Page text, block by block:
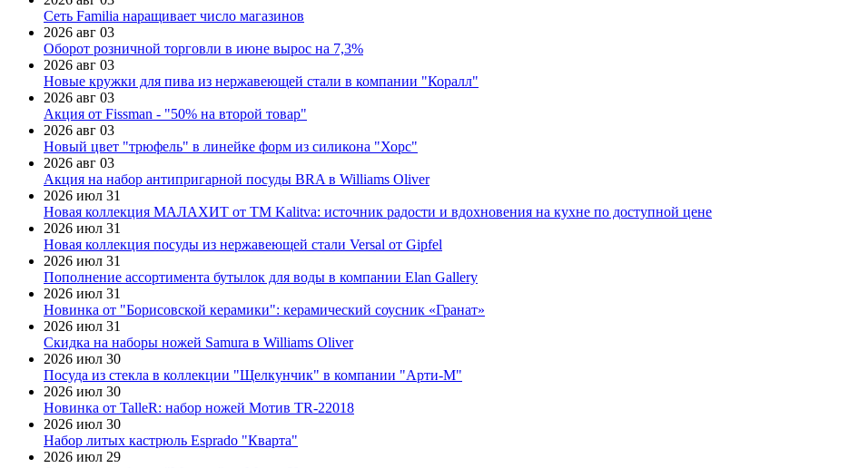
Сеть Familia наращивает число магазинов
2026 авг 03
Оборот розничной торговли в июне вырос на 7,3%
2026 авг 03
Новые кружки для пива из нержавеющей стали в компании "Коралл"
2026 авг 03
Акция от Fissman - "50% на второй товар"
2026 авг 03
Новый цвет "трюфель" в линейке форм из силикона "Хорс"
2026 авг 03
Акция на набор антипригарной посуды BRA в Williams Oliver
2026 июл 31
Новая коллекция МАЛАХИТ от ТМ Kalitva: источник радости и вдохновения на кухне по доступной цене
2026 июл 31
Новая коллекция посуды из нержавеющей стали Versal от Gipfel
2026 июл 31
Пополнение ассортимента бутылок для воды в компании Elan Gallery
2026 июл 31
Новинка от "Борисовской керамики": керамический соусник «Гранат»
2026 июл 31
Скидка на наборы ножей Samura в Williams Oliver
2026 июл 30
Посуда из стекла в коллекции "Щелкунчик" в компании "Арти-М"
2026 июл 30
Новинка от TalleR: набор ножей Мотив TR-22018
2026 июл 30
Набор литых кастрюль Esprado "Кварта"
2026 июл 29